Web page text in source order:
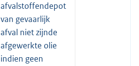
afvalstoffendepot
van gevaarlijk
afval niet zijnde
afgewerkte olie
indien geen